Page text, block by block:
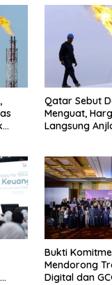
Qatar Sebut
Menguat,
Langsung
Bukti
Mendorong
Digital dan